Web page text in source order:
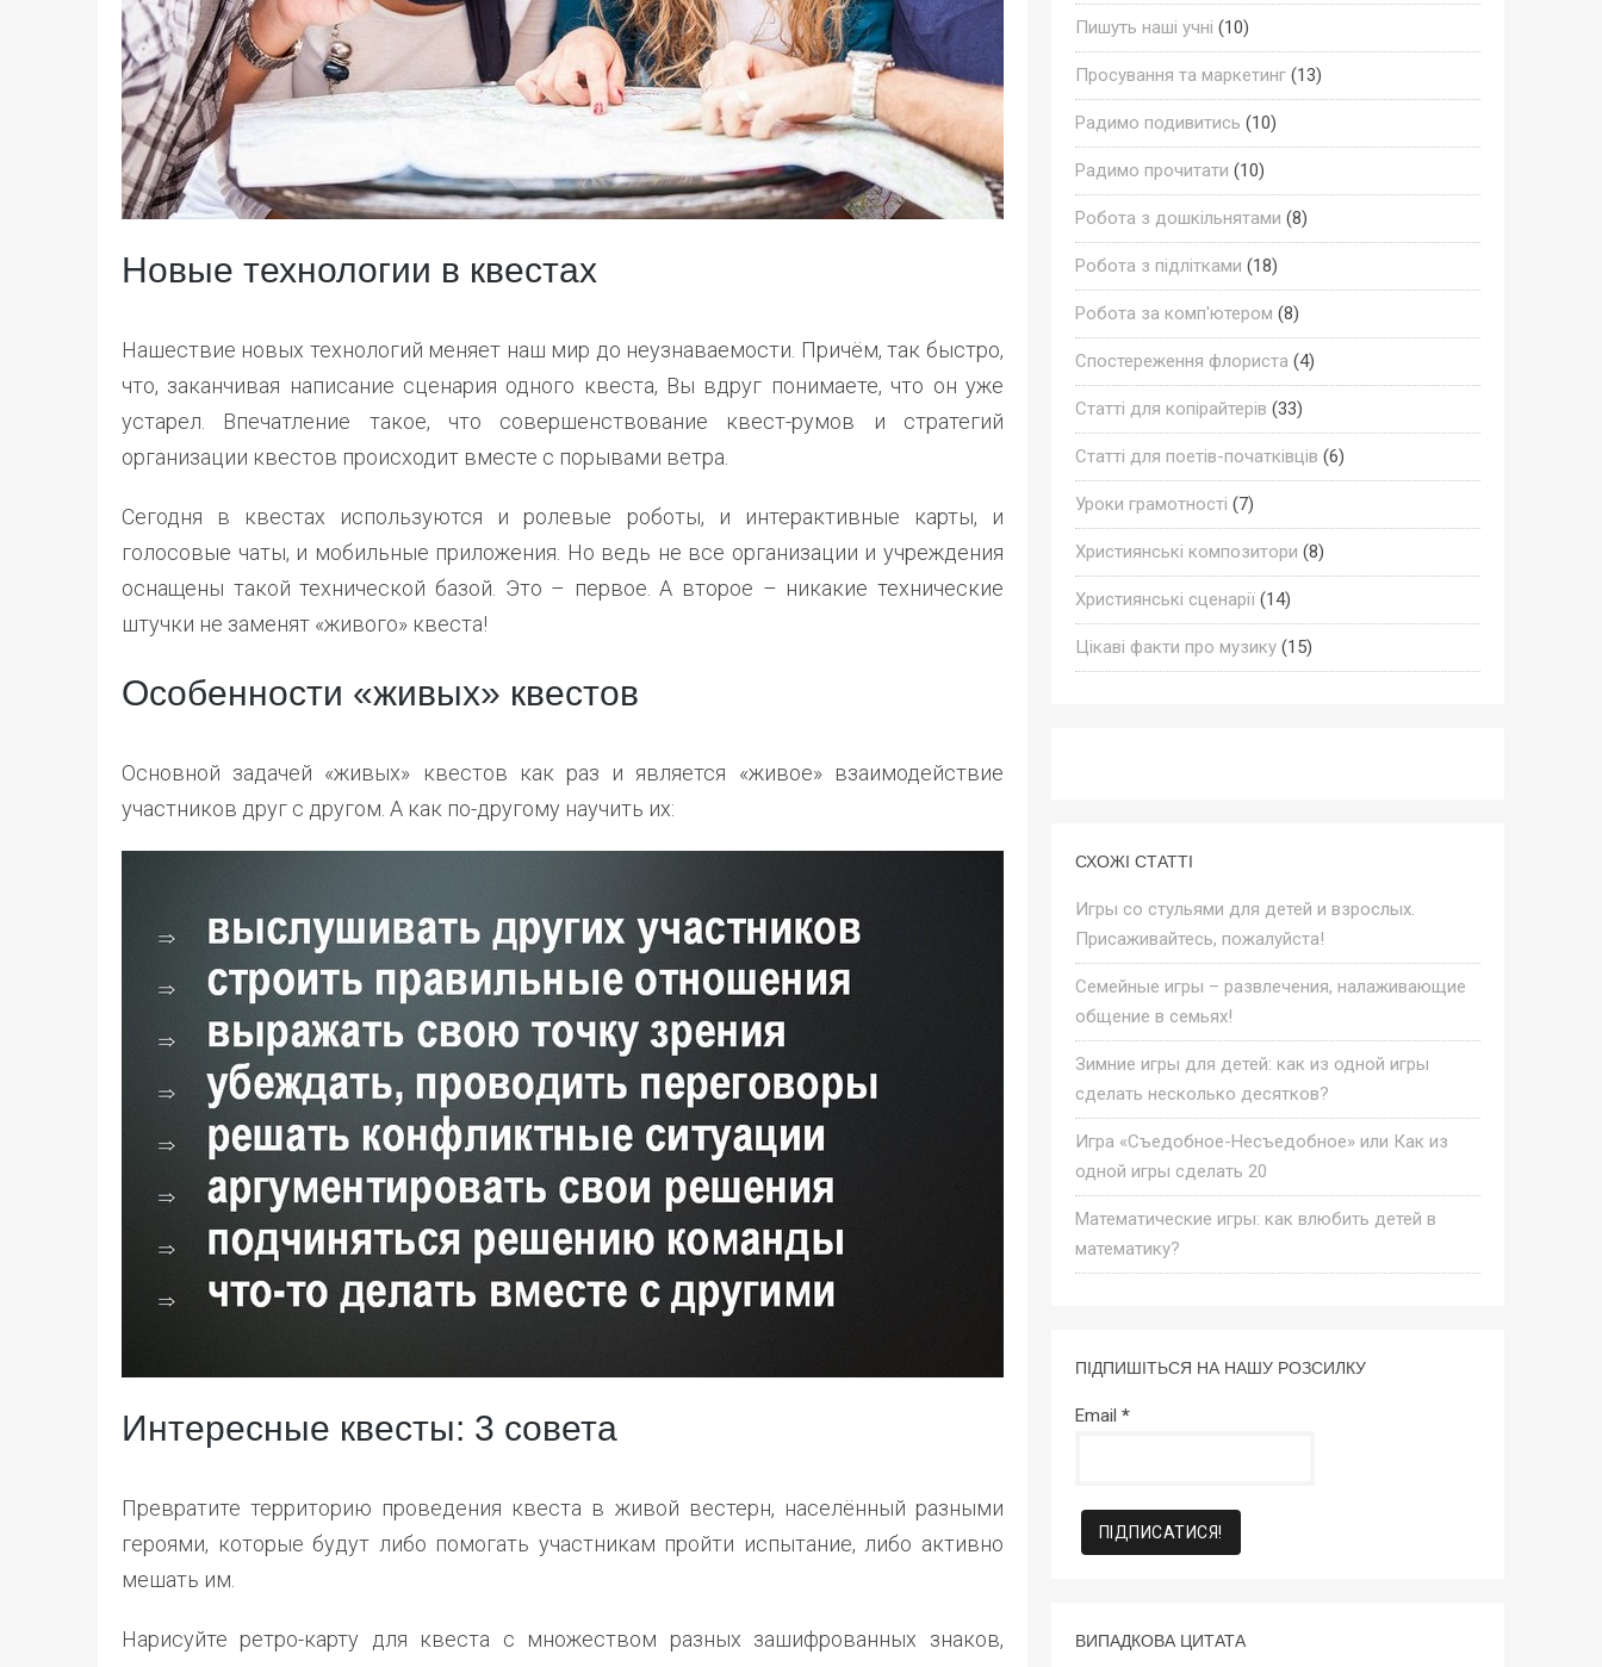
Новые технологии в квестах
Нашествие новых технологий меняет наш мир до неузнаваемости. Причём, так быстро,
что, заканчивая написание сценария одного квеста, Вы вдруг понимаете, что он уже
устарел. Впечатление такое, что совершенствование квест-румов и стратегий
организации квестов происходит вместе с порывами ветра.
Сегодня в квестах используются и ролевые роботы, и интерактивные карты, и
голосовые чаты, и мобильные приложения. Но ведь не все организации и учреждения
оснащены такой технической базой. Это – первое. А второе – никакие технические
штучки не заменят «живого» квеста!
Особенности «живых» квестов
Основной задачей «живых» квестов как раз и является «живое» взаимодействие
участников друг с другом. А как по-другому научить их:
Интересные квесты: 3 совета
Превратите территорию проведения квеста в живой вестерн, населённый разными
героями, которые будут либо помогать участникам пройти испытание, либо активно
мешать им.
Нарисуйте ретро-карту для квеста с множеством разных зашифрованных знаков,
Пишуть наші учні (10)
Просування та маркетинг(13)
Радимо подивитись (10)
Радимо прочитати (10)
Робота з дошкільнятами (8)
Робота з підлітками (18)
Робота за комп'ютером (8)
Спостереження флориста (4)
Статті для копірайтерів (33)
Статті для поетів-початківців (6)
Уроки грамотності (7)
Християнські композитори (8)
Християнські сценарії(14)
Цікаві факти про музику(15)
СХОЖІ СТАТТІ
Игры со стульями для детей и взрослых.
Присаживайтесь, пожалуйста!
Семейные игры – развлечения, налаживающие
общение в семьях!
Зимние игры для детей: как из одной игры
сделать несколько десятков?
Игра «Съедобное-Несъедобное» или Как из
одной игры сделать 20
Математические игры: как влюбить детей в
математику?
ПІДПИШІТЬСЯ НА НАШУ РОЗСИЛКУ
Email *
ВИПАДКОВА ЦИТАТА